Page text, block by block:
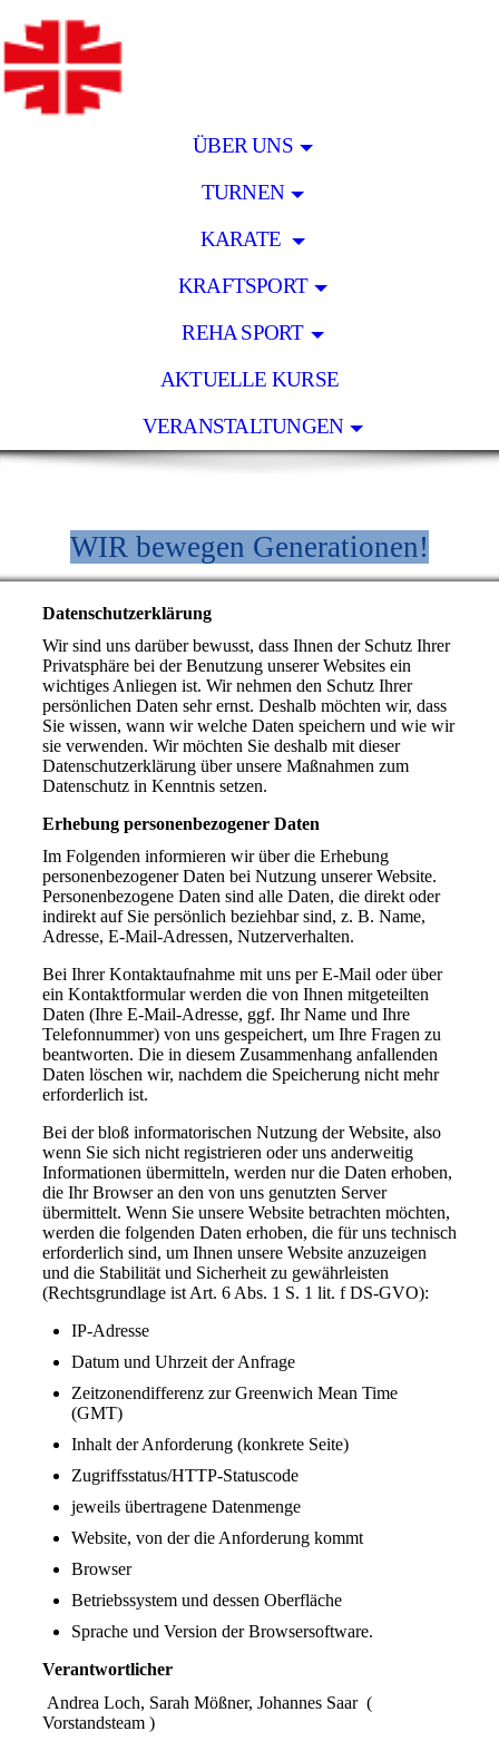
ÜBER UNS
TURNEN
KARATE
KRAFTSPORT
REHA SPORT
AKTUELLE KURSE
VERANSTALTUNGEN
WIR bewegen Generationen!
Datenschutzerklärung
Wir sind uns darüber bewusst, dass Ihnen der Schutz Ihrer
Privatsphäre bei der Benutzung unserer Websites ein
wichtiges Anliegen ist. Wir nehmen den Schutz Ihrer
persönlichen Daten sehr ernst. Deshalb möchten wir, dass
Sie wissen, wann wir welche Daten speichern und wie wir
sie verwenden. Wir möchten Sie deshalb mit dieser
Datenschutzerklärung über unsere Maßnahmen zum
Datenschutz in Kenntnis setzen.
Erhebung personenbezogener Daten
Im Folgenden informieren wir über die Erhebung
personenbezogener Daten bei Nutzung unserer Website.
Personenbezogene Daten sind alle Daten, die direkt oder
indirekt auf Sie persönlich beziehbar sind, z. B. Name,
Adresse, E-Mail-Adressen, Nutzerverhalten.
Bei Ihrer Kontaktaufnahme mit uns per E-Mail oder über
ein Kontaktformular werden die von Ihnen mitgeteilten
Daten (Ihre E-Mail-Adresse, ggf. Ihr Name und Ihre
Telefonnummer) von uns gespeichert, um Ihre Fragen zu
beantworten. Die in diesem Zusammenhang anfallenden
Daten löschen wir, nachdem die Speicherung nicht mehr
erforderlich ist.
Bei der bloß informatorischen Nutzung der Website, also
wenn Sie sich nicht registrieren oder uns anderweitig
Informationen übermitteln, werden nur die Daten erhoben,
die Ihr Browser an den von uns genutzten Server
übermittelt. Wenn Sie unsere Website betrachten möchten,
werden die folgenden Daten erhoben, die für uns technisch
erforderlich sind, um Ihnen unsere Website anzuzeigen
und die Stabilität und Sicherheit zu gewährleisten
(Rechtsgrundlage ist Art. 6 Abs. 1 S. 1 lit. f DS-GVO):
IP-Adresse
Datum und Uhrzeit der Anfrage
Zeitzonendifferenz zur Greenwich Mean Time
(GMT)
Inhalt der Anforderung (konkrete Seite)
Zugriffsstatus/HTTP-Statuscode
jeweils übertragene Datenmenge
Website, von der die Anforderung kommt
Browser
Betriebssystem und dessen Oberfläche
Sprache und Version der Browsersoftware.
Verantwortlicher
Andrea Loch, Sarah Mößner, Johannes Saar (
Vorstandsteam )